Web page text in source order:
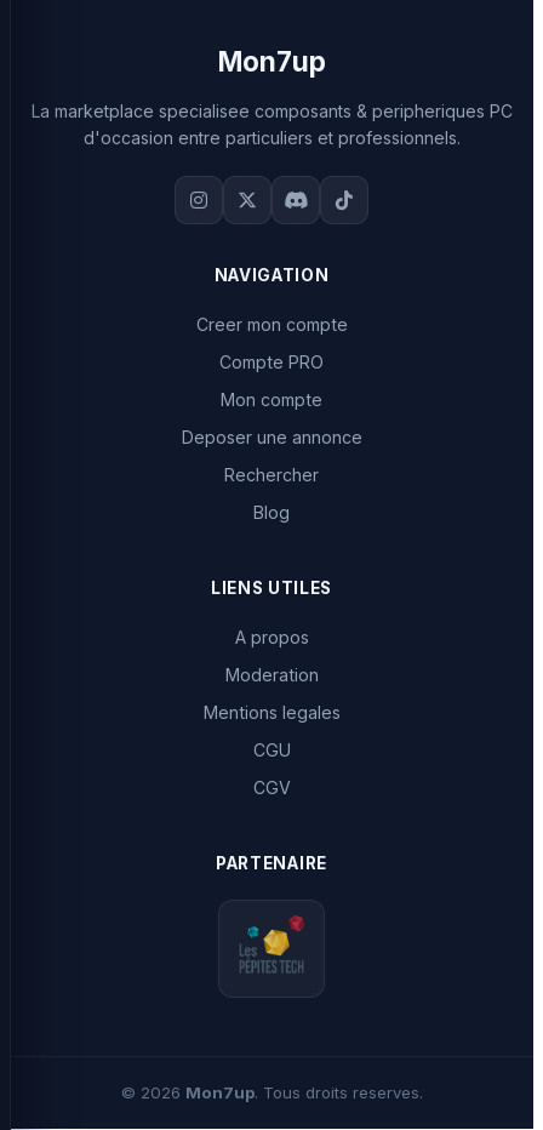
Mon7up
La marketplace specialisee composants & peripheriques PC
d'occasion entre particuliers et professionnels.
NAVIGATION
Creer mon compte
Compte PRO
Mon compte
Deposer une annonce
Rechercher
Blog
LIENS UTILES
A propos
Moderation
Mentions legales
CGU
CGV
PARTENAIRE
© 2026 Mon7up. Tous droits reserves.